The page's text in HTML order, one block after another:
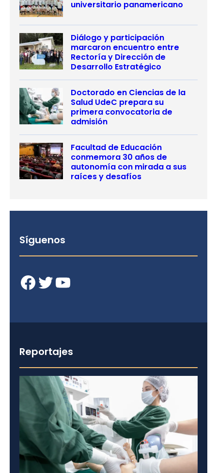
universitario panamericano
Diálogo y participación
marcaron encuentro entre
Rectoría y Dirección de
Desarrollo Estratégico
Doctorado en Ciencias de la
Salud UdeC prepara su
primera convocatoria de
admisión
Facultad de Educación
conmemora 30 años de
autonomía con mirada a sus
raíces y desafíos
Síguenos
Facebook Twitter YouTube
Reportajes